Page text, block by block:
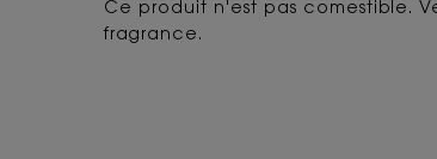
Ce produit n'est pas comestible.
fragrance.​